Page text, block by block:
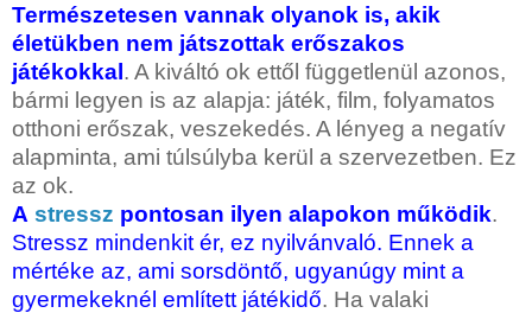
Természetesen vannak olyanok is, akik
életükben nem játszottak erőszakos
játékokkal. A kiváltó ok ettől függetlenül azonos,
bármi legyen is az alapja: játék, film, folyamatos
otthoni erőszak, veszekedés. A lényeg a negatív
alapminta, ami túlsúlyba kerül a szervezetben. Ez
az ok.
A stressz pontosan ilyen alapokon működik.
Stressz mindenkit ér, ez nyilvánvaló. Ennek a
mértéke az, ami sorsdöntő, ugyanúgy mint a
gyermekeknél említett játékidő. Ha valaki